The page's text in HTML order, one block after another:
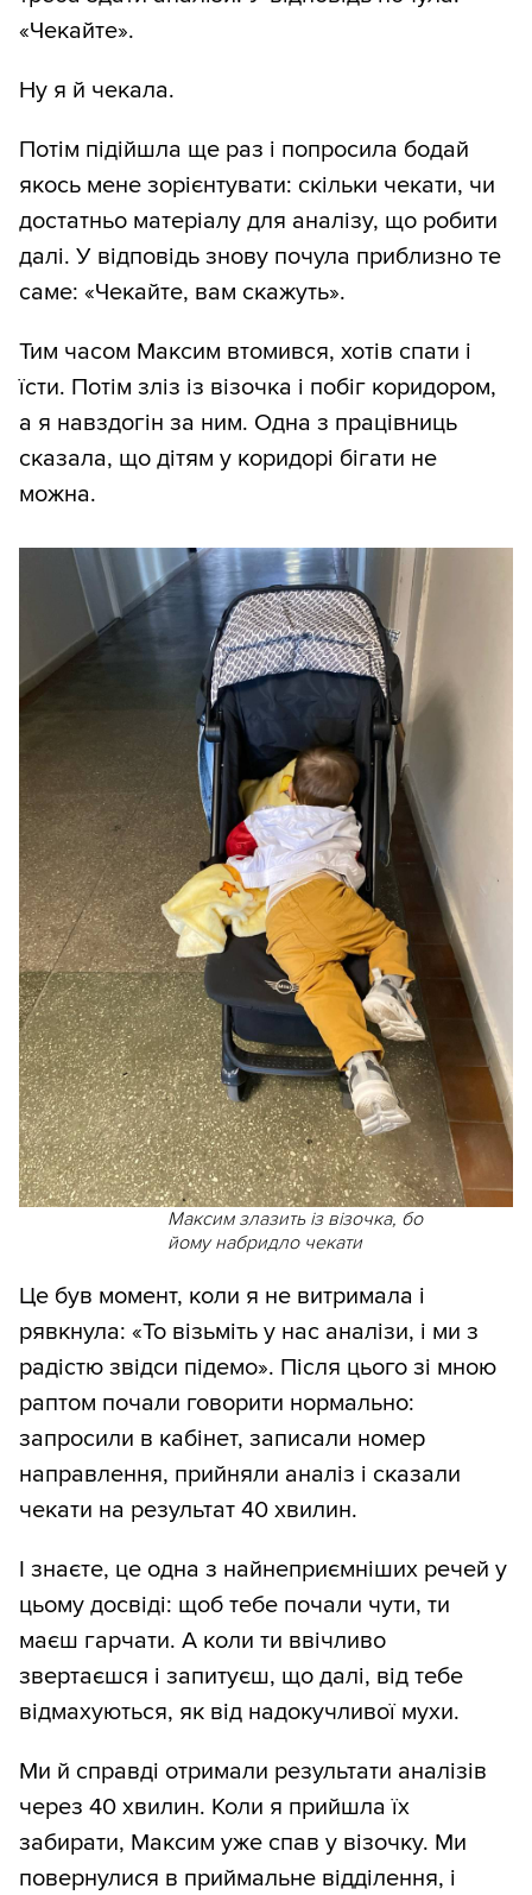
«Чекайте».
Ну я й чекала.
Потім підійшла ще раз і попросила бодай
якось мене зорієнтувати: скільки чекати, чи
достатньо матеріалу для аналізу, що робити
далі. У відповідь знову почула приблизно те
саме: «Чекайте, вам скажуть».
Тим часом Максим втомився, хотів спати і
їсти. Потім зліз із візочка і побіг коридором,
а я навздогін за ним. Одна з працівниць
сказала, що дітям у коридорі бігати не
можна.
Максим злазить із візочка, бо
йому набридло чекати
Це був момент, коли я не витримала і
рявкнула: «То візьміть у нас аналізи, і ми з
радістю звідси підемо». Після цього зі мною
раптом почали говорити нормально:
запросили в кабінет, записали номер
направлення, прийняли аналіз і сказали
чекати на результат 40 хвилин.
І знаєте, це одна з найнеприємніших речей у
цьому досвіді: щоб тебе почали чути, ти
маєш гарчати. А коли ти ввічливо
звертаєшся і запитуєш, що далі, від тебе
відмахуються, як від надокучливої мухи.
Ми й справді отримали результати аналізів
через 40 хвилин. Коли я прийшла їх
забирати, Максим уже спав у візочку. Ми
повернулися в приймальне відділення, і